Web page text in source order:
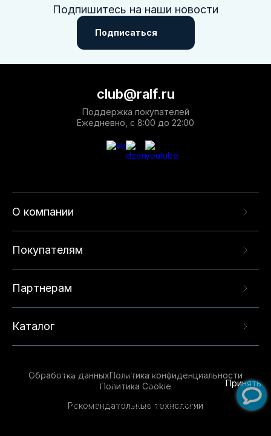
Подпишитесь на наши новости
Подписаться
О компании
Покупателям
Партнерам
Каталог
club@ralf.ru
Поддержка покупателей
Ежедневно, с 8:00 до 22:00
Обработка данныхПолитика конфиденциальности
Политика Cookie
Рекомендательные технологии
опыта на нашем сайте. Продолжая использовать
данный сайт, вы соглашаетесь с использованием
технологий. Для получения дополнительной
Принять